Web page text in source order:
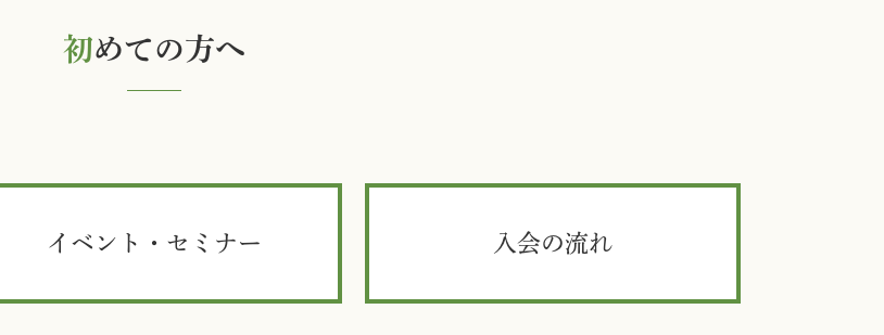
初めての方へ
イベント・セミナー 入会の流れ